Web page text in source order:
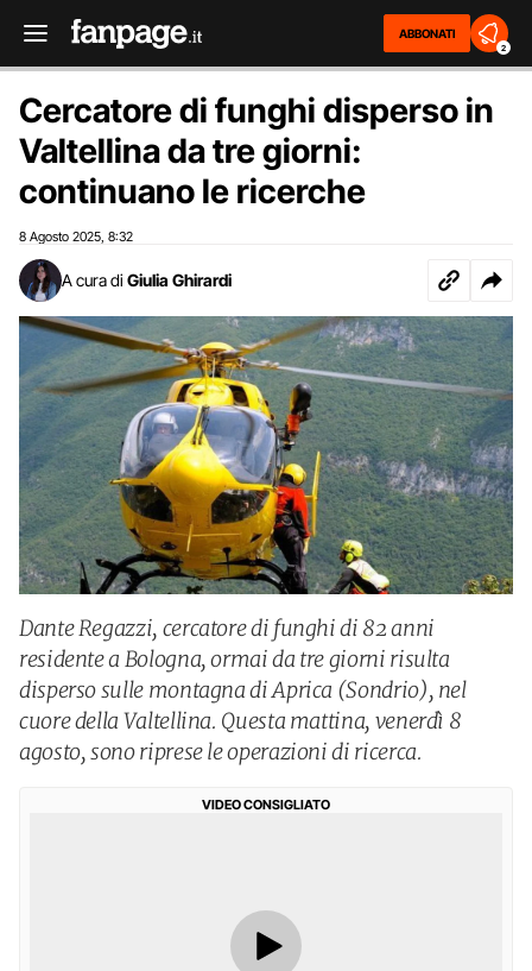
ABBONATI
2
Cercatore di funghi disperso in
Valtellina da tre giorni:
continuano le ricerche
8 Agosto 2025 8:32
A cura di Giulia Ghirardi
Dante Regazzi, cercatore di funghi di 82 anni
residente a Bologna, ormai da tre giorni risulta
disperso sulle montagna di Aprica (Sondrio), nel
cuore della Valtellina. Questa mattina, venerdì 8
agosto, sono riprese le operazioni di ricerca.
VIDEO CONSIGLIATO